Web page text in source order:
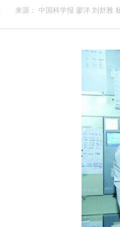
来源： 中国科学报 廖洋 刘舒雅